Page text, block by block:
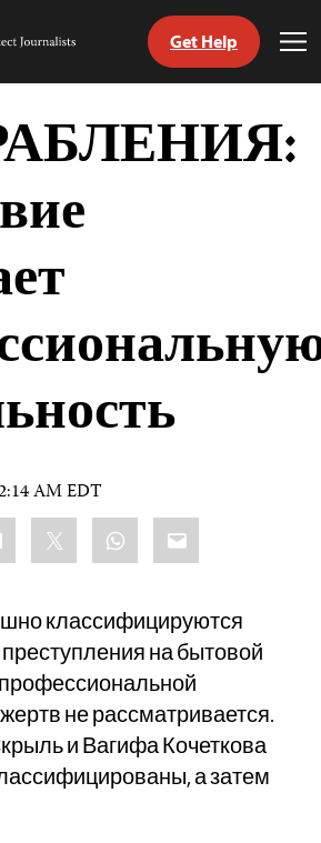
Get Help
AM EDT
WhatsApp
Email
классифицируются
на бытовой
профессиональной
не рассматривается.
и Вагифа Кочеткова
а затем